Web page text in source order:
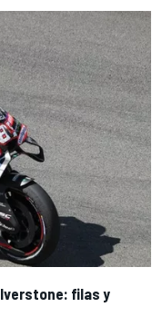
filas y